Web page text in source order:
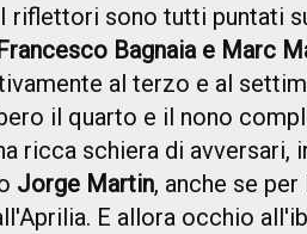
riflettori sono tutti puntati
Bagnaia e Marc
al terzo e al
il quarto e il nono
ricca schiera di avversari,
Jorge Martin, anche se
E allora occhio